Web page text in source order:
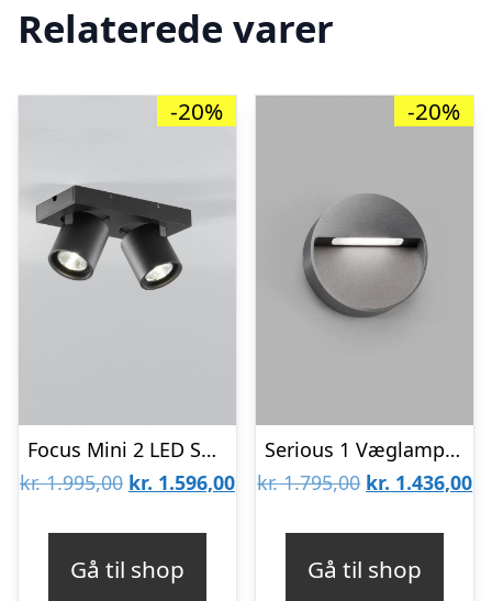
Relaterede varer
-20%
Focus Mini 2 LED Sort – 2700K – LIGHT-POINT
kr.1.995,00 Den
var:
kr. 1.596,00Den
Gå til shop
-20%
Serious 1 Væglampe Titanium – LIGHT-POINT
kr.1.795,00 Den
var:
kr. 1.436,00
Gå til shop